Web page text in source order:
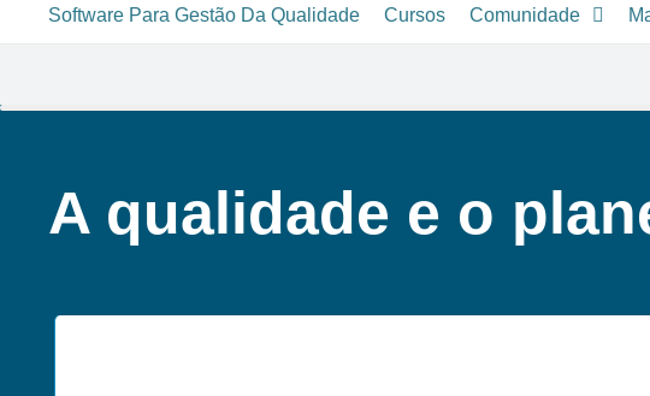
Software Para Gestão Da Qualidade Cursos Comunidade
A qualidade e o